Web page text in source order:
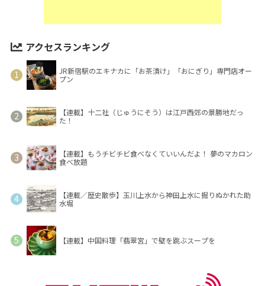
アクセスランキング
JR新宿駅のエキナカに「お茶漬け」「おにぎり」専門店オー
プン
【連載】十二社（じゅうにそう）は江戸西郊の景勝地だっ
た！
【連載】もうチビチビ食べなくていいんだよ！ 夢のマカロン
食べ放題
【連載／歴史散歩】玉川上水から神田上水に掘りぬかれた助
水堀
【連載】中国料理「翡翠宮」で壁を跳ぶスープを